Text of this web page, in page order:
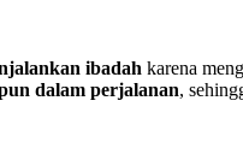
ibadah karena
dalam perjalanan,